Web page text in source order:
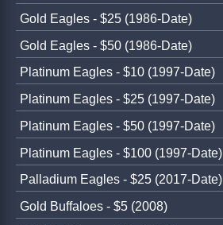
Gold Eagles - $25 (1986-Date)
Gold Eagles - $50 (1986-Date)
Platinum Eagles - $10 (1997-Date)
Platinum Eagles - $25 (1997-Date)
Platinum Eagles - $50 (1997-Date)
Platinum Eagles - $100 (1997-Date)
Palladium Eagles - $25 (2017-Date)
Gold Buffaloes - $5 (2008)